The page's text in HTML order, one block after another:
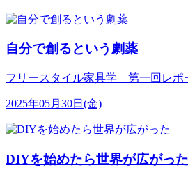
自分で創るという劇薬
フリースタイル家具学 第一回レポ
2025年05月30日(金)
DIYを始めたら世界が広がった